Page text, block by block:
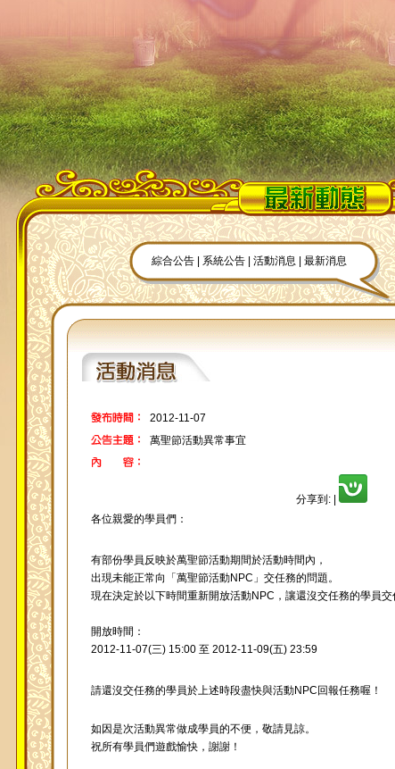
綜合公告 系統公告 活動消息 最新消息
2012-11-07
萬聖節活動異常事宜
分享到:
各位親愛的學員們：
有部份學員反映於萬聖節活動期間於活動時間內，
出現未能正常向「萬聖節活動NPC」交任務的問題。
現在決定於以下時間重新開放活動NPC，讓還沒交任務的學員交
開放時間：
2012-11-07(三) 15:00 至 2012-11-09(五) 23:59
請還沒交任務的學員於上述時段盡快與活動NPC回報任務喔！
如因是次活動異常做成學員的不便，敬請見諒。
祝所有學員們遊戲愉快，謝謝！